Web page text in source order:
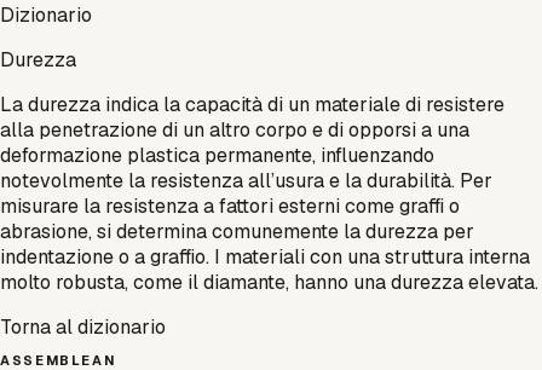
Dizionario
Durezza
La durezza indica la capacità di un materiale di resistere
alla penetrazione di un altro corpo e di opporsi a una
deformazione plastica permanente, influenzando
notevolmente la resistenza all’usura e la durabilità. Per
misurare la resistenza a fattori esterni come graffi o
abrasione, si determina comunemente la durezza per
indentazione o a graffio. I materiali con una struttura interna
molto robusta, come il diamante, hanno una durezza elevata.
Torna al dizionario
ASSEMBLEAN